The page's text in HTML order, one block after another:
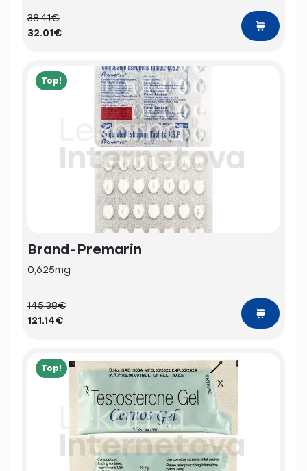
38.41€
32.01€
Top!
Brand-Premarin
0,625mg
145.38€
121.14€
Top!